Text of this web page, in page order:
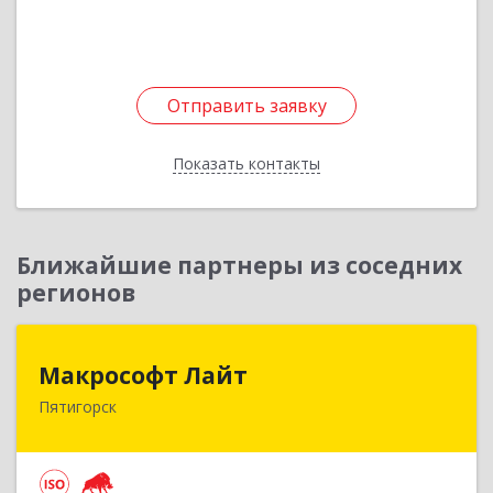
Отправить заявку
Показать контакты
Отправить заявку
Назад
Ближайшие партнеры из соседних
регионов
Макрософт Лайт
Пятигорск357501, Ставропольский край, Пятигорск г,